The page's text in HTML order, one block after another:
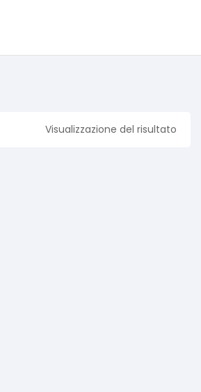
Visualizzazione del risultato